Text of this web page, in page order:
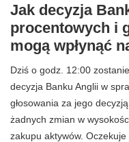
Jak decyzja
procentowych i
mogą wpłynąć
Dziś o godz. 12:00
decyzja Banku Anglii w
głosowania za jego
żadnych zmian w
zakupu aktywów.